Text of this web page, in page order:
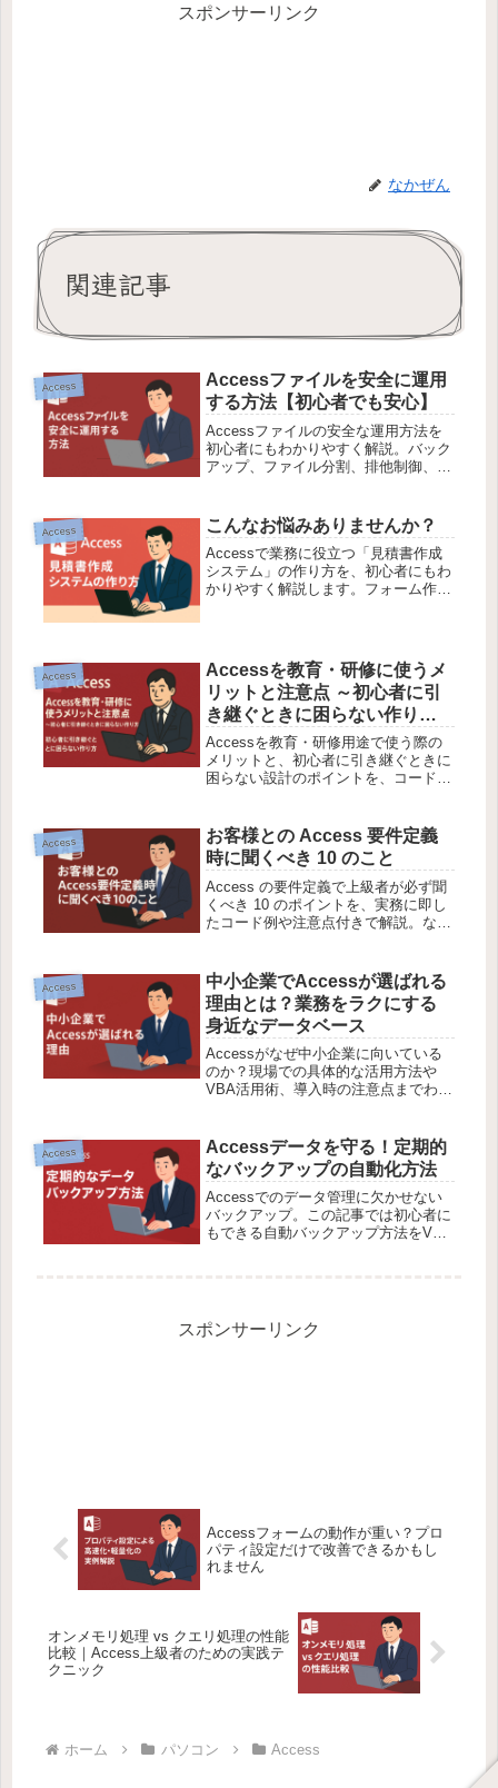
スポンサーリンク
なかぜん
関連記事
Access
Accessファイルを安全に運用
する方法【初心者でも安心】
Accessファイルの安全な運用方法を
初心者にもわかりやすく解説。バック
アップ、ファイル分割、排他制御、パ
Access こんなお悩みありませんか？
Accessで業務に役立つ「見積書作成
システム」の作り方を、初心者にもわ
かりやすく解説します。フォーム作成
Access
Accessを教育・研修に使うメ
リットと注意点 ～初心者に引
き継ぐときに困らない作り方
～
Accessを教育・研修用途で使う際の
メリットと、初心者に引き継ぐときに
困らない設計のポイントを、コード例
Access
お客様との Access 要件定義
時に聞くべき 10 のこと
Access の要件定義で上級者が必ず聞
くべき 10 のポイントを、実務に即し
たコード例や注意点付きで解説。なか
Access
中小企業でAccessが選ばれる
理由とは？業務をラクにする
身近なデータベース
Accessがなぜ中小企業に向いている
のか？現場での具体的な活用方法や
VBA活用術、導入時の注意点までわか
Access
Accessデータを守る！定期的
なバックアップの自動化方法
Accessでのデータ管理に欠かせない
バックアップ。この記事では初心者に
もできる自動バックアップ方法をVBA
スポンサーリンク
Accessフォームの動作が重い？プロ
パティ設定だけで改善できるかもし
れません
オンメモリ処理 vs クエリ処理の性能
比較｜Access上級者のための実践テ
クニック
ホーム パソコン Access